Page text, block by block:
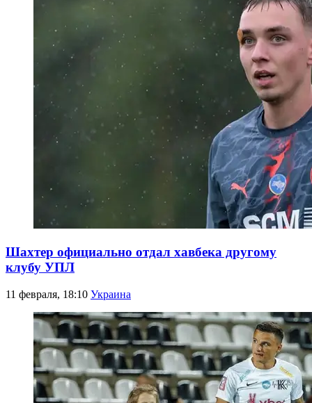
Шахтер официально отдал хавбека другому
клубу УПЛ
11 февраля, 18:10 Украина